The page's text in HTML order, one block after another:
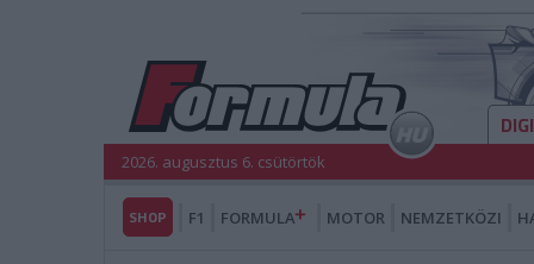
2026. augusztus 6. csütörtök
SHOP F1 FORMULA MOTOR NEMZETKÖZI